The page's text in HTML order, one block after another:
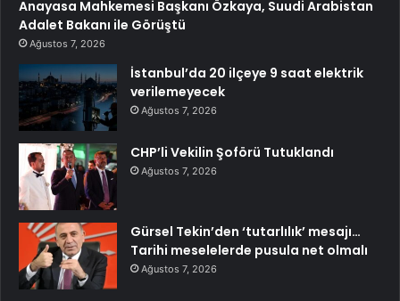
Anayasa Mahkemesi Başkanı Özkaya, Suudi Arabistan
Adalet Bakanı ile Görüştü
Ağustos 7, 2026
İstanbul’da 20 ilçeye 9 saat elektrik
verilemeyecek
Ağustos 7, 2026
CHP’li Vekilin Şoförü Tutuklandı
Ağustos 7, 2026
Gürsel Tekin’den ‘tutarlılık’ mesajı…
Tarihi meselelerde pusula net olmalı
Ağustos 7, 2026